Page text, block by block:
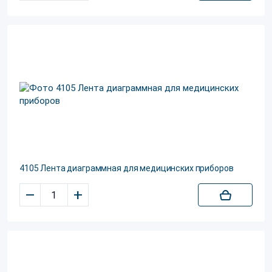
4105 Лента диаграммная для медицинских приборов
– +